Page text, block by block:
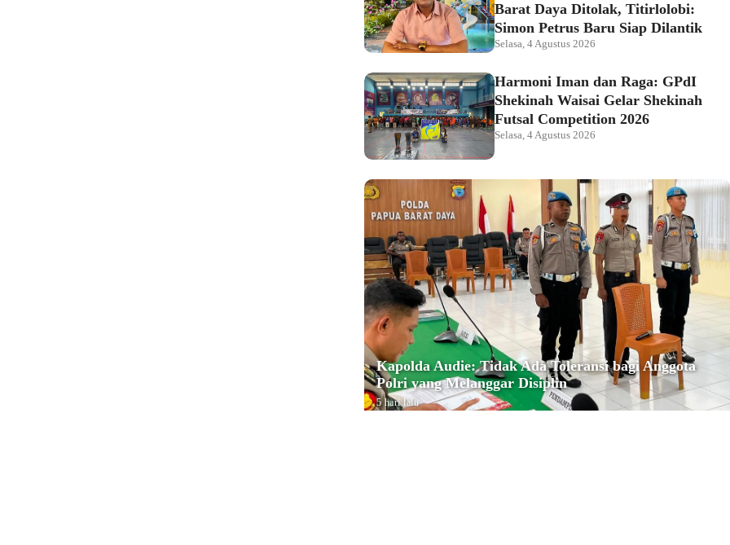
Barat Daya Ditolak, Titirlolobi:
Simon Petrus Baru Siap Dilantik
Selasa, 4 Agustus 2026
Harmoni Iman dan Raga: GPdI
Shekinah Waisai Gelar Shekinah
Futsal Competition 2026
Selasa, 4 Agustus 2026
Kapolda Audie: Tidak Ada Toleransi bagi Anggota
Polri yang Melanggar Disiplin
5 hari lalu